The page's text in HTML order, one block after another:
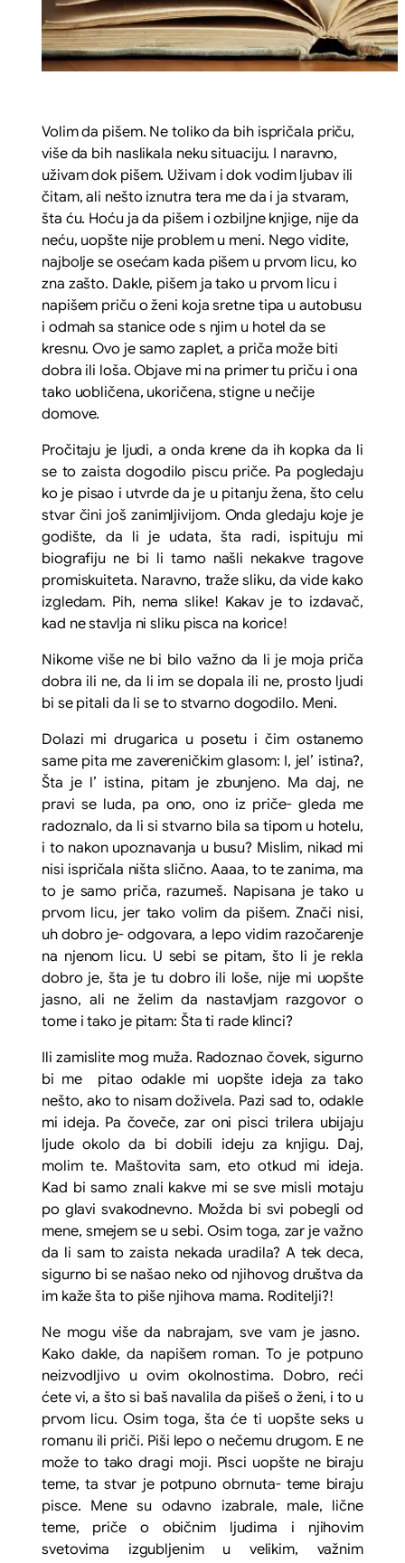
Volim da pišem. Ne toliko da bih ispričala priču,
više da bih naslikala neku situaciju. I naravno,
uživam dok pišem. Uživam i dok vodim ljubav ili
čitam, ali nešto iznutra tera me da i ja stvaram,
šta ću. Hoću ja da pišem i ozbiljne knjige, nije da
neću, uopšte nije problem u meni. Nego vidite,
najbolje se osećam kada pišem u prvom licu, ko
zna zašto. Dakle, pišem ja tako u prvom licu i
napišem priču o ženi koja sretne tipa u autobusu
i odmah sa stanice ode s njim u hotel da se
kresnu. Ovo je samo zaplet, a priča može biti
dobra ili loša. Objave mi na primer tu priču i ona
tako uobličena, ukoričena, stigne u nečije
domove.
Pročitaju je ljudi, a onda krene da ih kopka da li
se to zaista dogodilo piscu priče. Pa pogledaju
ko je pisao i utvrde da je u pitanju žena, što celu
stvar čini još zanimljivijom. Onda gledaju koje je
godište, da li je udata, šta radi, ispituju mi
biografiju ne bi li tamo našli nekakve tragove
promiskuiteta. Naravno, traže sliku, da vide kako
izgledam. Pih, nema slike! Kakav je to izdavač,
kad ne stavlja ni sliku pisca na korice!
Nikome više ne bi bilo važno da li je moja priča
dobra ili ne, da li im se dopala ili ne, prosto ljudi
bi se pitali da li se to stvarno dogodilo. Meni.
Dolazi mi drugarica u posetu i čim ostanemo
same pita me zavereničkim glasom: I, jel’ istina?,
Šta je l’ istina, pitam je zbunjeno. Ma daj, ne
pravi se luda, pa ono, ono iz priče- gleda me
radoznalo, da li si stvarno bila sa tipom u hotelu,
i to nakon upoznavanja u busu? Mislim, nikad mi
nisi ispričala ništa slično. Aaaa, to te zanima, ma
to je samo priča, razumeš. Napisana je tako u
prvom licu, jer tako volim da pišem. Znači nisi,
uh dobro je- odgovara, a lepo vidim razočarenje
na njenom licu. U sebi se pitam, što li je rekla
dobro je, šta je tu dobro ili loše, nije mi uopšte
jasno, ali ne želim da nastavljam razgovor o
tome i tako je pitam: Šta ti rade klinci?
Ili zamislite mog muža. Radoznao čovek, sigurno
bi me pitao odakle mi uopšte ideja za tako
nešto, ako to nisam doživela. Pazi sad to, odakle
mi ideja. Pa čoveče, zar oni pisci trilera ubijaju
ljude okolo da bi dobili ideju za knjigu. Daj,
molim te. Maštovita sam, eto otkud mi ideja.
Kad bi samo znali kakve mi se sve misli motaju
po glavi svakodnevno. Možda bi svi pobegli od
mene, smejem se u sebi. Osim toga, zar je važno
da li sam to zaista nekada uradila? A tek deca,
sigurno bi se našao neko od njihovog društva da
im kaže šta to piše njihova mama. Roditelji?!
Ne mogu više da nabrajam, sve vam je jasno.
Kako dakle, da napišem roman. To je potpuno
neizvodljivo u ovim okolnostima. Dobro, reći
ćete vi, a što si baš navalila da pišeš o ženi, i to u
prvom licu. Osim toga, šta će ti uopšte seks u
romanu ili priči. Piši lepo o nečemu drugom. E ne
može to tako dragi moji. Pisci uopšte ne biraju
teme, ta stvar je potpuno obrnuta- teme biraju
pisce. Mene su odavno izabrale, male, lične
teme, priče o običnim ljudima i njihovim
svetovima izgubljenim u velikim, važnim